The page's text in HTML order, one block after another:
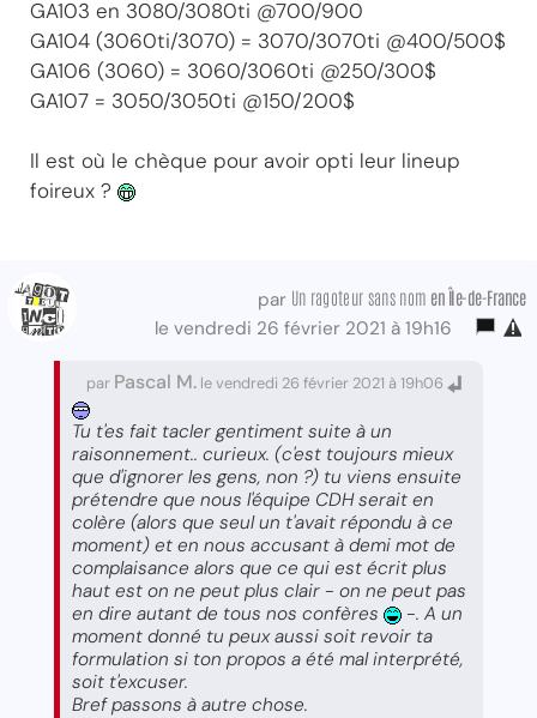
GA103 en 3080/3080ti @700/900
GA104 (3060ti/3070) = 3070/3070ti @400/500$
GA106 (3060) = 3060/3060ti @250/300$
GA107 = 3050/3050ti @150/200$
Il est où le chèque pour avoir opti leur lineup
foireux ?
par Un ragoteur sans nom en Île-de-France
le vendredi 26 février 2021 à 19h16
par Pascal M. le vendredi 26 février 2021 à 19h06
Tu t'es fait tacler gentiment suite à un
raisonnement.. curieux. (c'est toujours mieux
que d'ignorer les gens, non ?) tu viens ensuite
prétendre que nous l'équipe CDH serait en
colère (alors que seul un t'avait répondu à ce
moment) et en nous accusant à demi mot de
complaisance alors que ce qui est écrit plus
haut est on ne peut plus clair - on ne peut pas
en dire autant de tous nos confères
-. A un
moment donné tu peux aussi soit revoir ta
formulation si ton propos a été mal interprété,
soit t'excuser.
Bref passons à autre chose.